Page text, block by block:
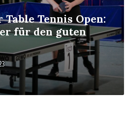
Table Tennis Open:
für den guten